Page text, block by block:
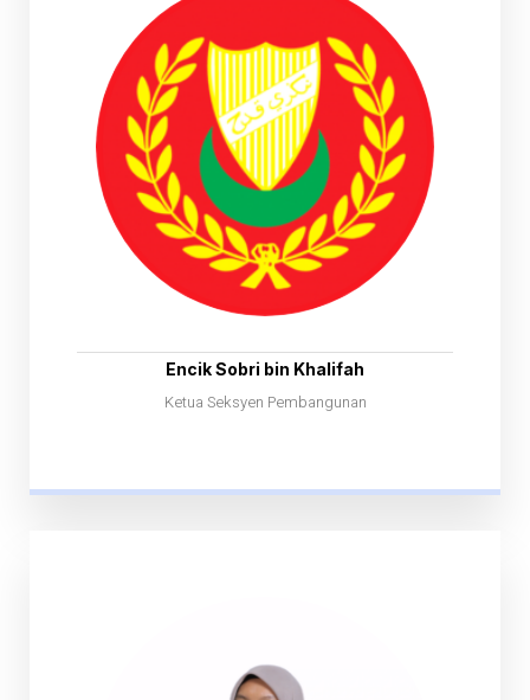
Encik Sobri bin Khalifah
Ketua Seksyen Pembangunan